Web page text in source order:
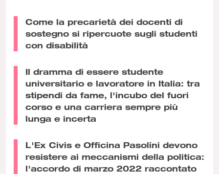
Come la precarietà dei docenti di
sostegno si ripercuote sugli studenti
con disabilità
Il dramma di essere studente
universitario e lavoratore in Italia: tra
stipendi da fame, l'incubo del fuori
corso e una carriera sempre più
lunga e incerta
L'Ex Civis e Officina Pasolini devono
resistere ai meccanismi della politica:
l'accordo di marzo 2022 raccontato